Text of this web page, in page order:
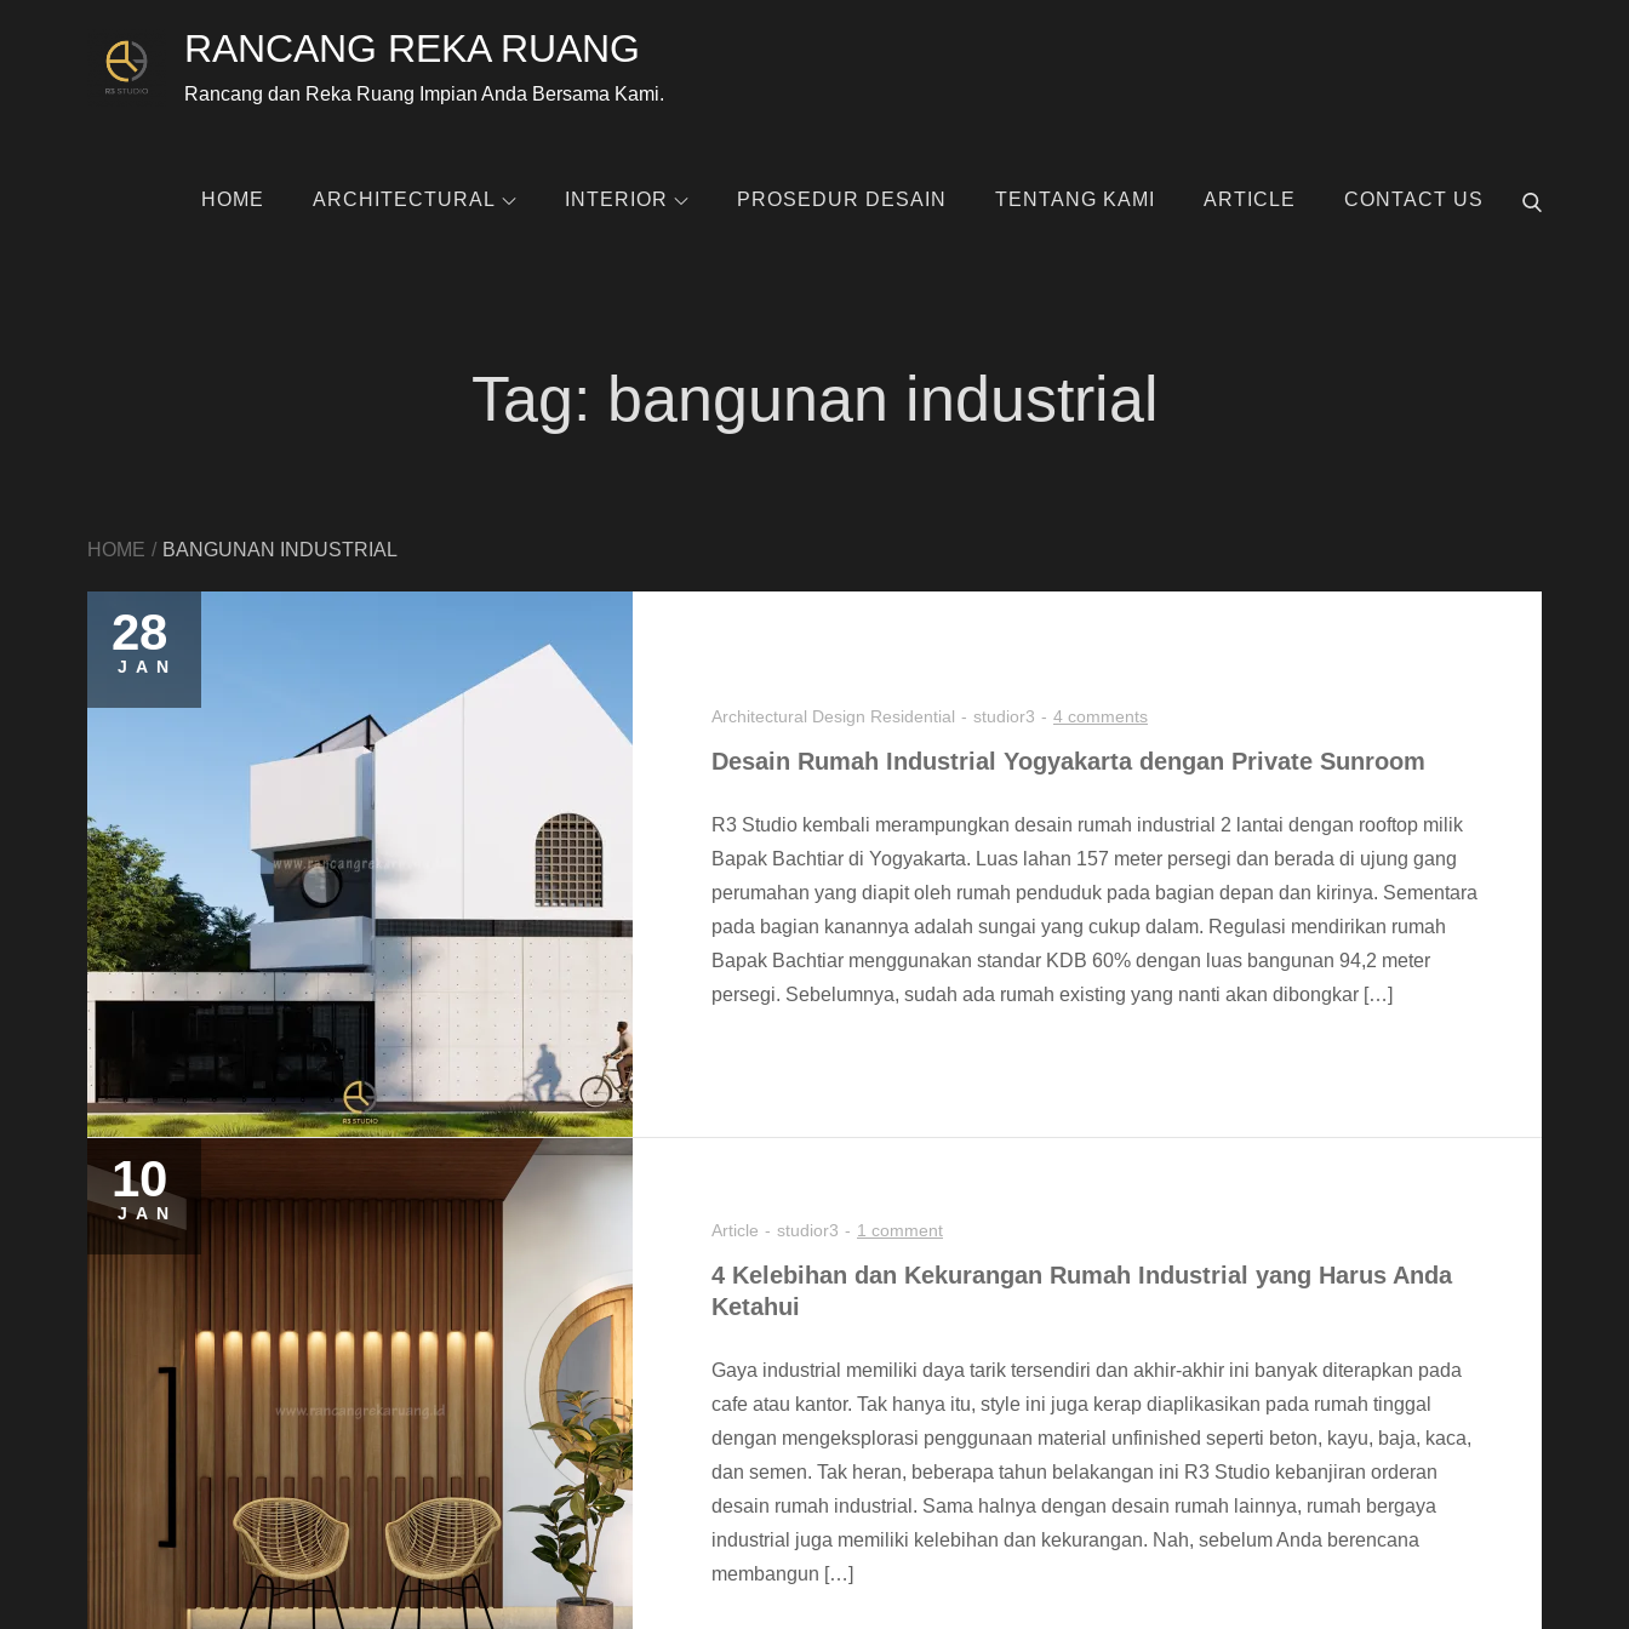
RANCANG REKA RUANG
Rancang dan Reka Ruang Impian Anda Bersama Kami.
HOME ARCHITECTURAL INTERIOR PROSEDUR DESAIN TENTANG KAMI ARTICLE CONTACT US
Tag: bangunan industrial
HOME BANGUNAN INDUSTRIAL
28
JAN
Architectural Design Residential studior3 4 comments
Desain Rumah Industrial Yogyakarta dengan Private Sunroom
R3 Studio kembali merampungkan desain rumah industrial 2 lantai dengan rooftop milik
Bapak Bachtiar di Yogyakarta. Luas lahan 157 meter persegi dan berada di ujung gang
perumahan yang diapit oleh rumah penduduk pada bagian depan dan kirinya. Sementara
pada bagian kanannya adalah sungai yang cukup dalam. Regulasi mendirikan rumah
Bapak Bachtiar menggunakan standar KDB 60% dengan luas bangunan 94,2 meter
persegi. Sebelumnya, sudah ada rumah existing yang nanti akan dibongkar […]
10
JAN
Article
studior3 1 comment
4 Kelebihan dan Kekurangan Rumah Industrial yang Harus Anda
Ketahui
Gaya industrial memiliki daya tarik tersendiri dan akhir-akhir ini banyak diterapkan pada
cafe atau kantor. Tak hanya itu, style ini juga kerap diaplikasikan pada rumah tinggal
dengan mengeksplorasi penggunaan material unfinished seperti beton, kayu, baja, kaca,
dan semen. Tak heran, beberapa tahun belakangan ini R3 Studio kebanjiran orderan
desain rumah industrial. Sama halnya dengan desain rumah lainnya, rumah bergaya
industrial juga memiliki kelebihan dan kekurangan. Nah, sebelum Anda berencana
membangun […]